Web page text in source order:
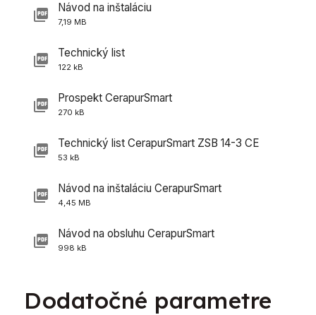
Návod na inštaláciu
7,19 MB
Technický list
122 kB
Prospekt CerapurSmart
270 kB
Technický list CerapurSmart ZSB 14-3 CE
53 kB
Návod na inštaláciu CerapurSmart
4,45 MB
Návod na obsluhu CerapurSmart
998 kB
Dodatočné parametre